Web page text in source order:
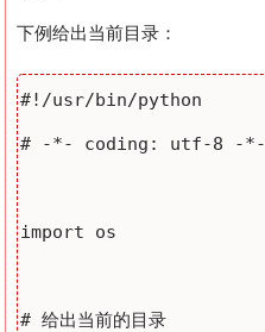
下例给出当前目录：
#!/usr/bin/python
# -*- coding: utf-8 -*-
import os
# 给出当前的目录